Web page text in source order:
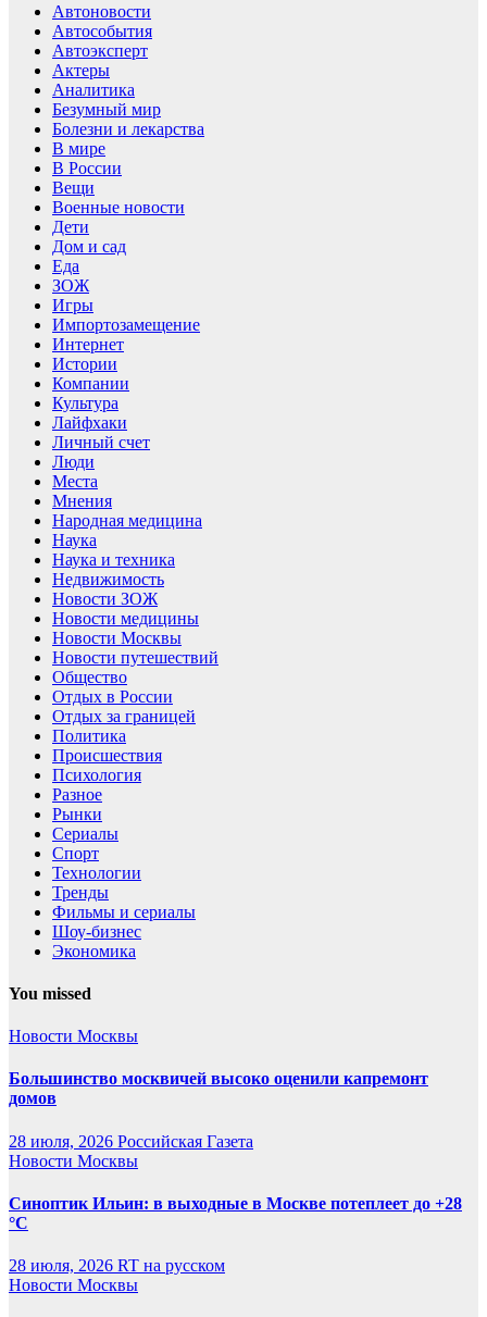
Автоновости
Автособытия
Автоэксперт
Актеры
Аналитика
Безумный мир
Болезни и лекарства
В мире
В России
Вещи
Военные новости
Дети
Дом и сад
Еда
ЗОЖ
Игры
Импортозамещение
Интернет
Истории
Компании
Культура
Лайфхаки
Личный счет
Люди
Места
Мнения
Народная медицина
Наука
Наука и техника
Недвижимость
Новости ЗОЖ
Новости медицины
Новости Москвы
Новости путешествий
Общество
Отдых в России
Отдых за границей
Политика
Происшествия
Психология
Разное
Рынки
Сериалы
Спорт
Технологии
Тренды
Фильмы и сериалы
Шоу-бизнес
Экономика
You missed
Новости Москвы
Большинство москвичей высоко оценили капремонт
домов
28 июля, 2026 Российская Газета
Новости Москвы
Синоптик Ильин: в выходные в Москве потеплеет до +28
°C
28 июля, 2026 RT на русском
Новости Москвы